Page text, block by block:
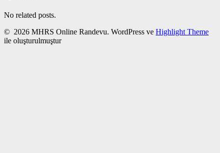
No related posts.
© 2026 MHRS Online Randevu. WordPress ve Highlight Theme
ile oluşturulmuştur